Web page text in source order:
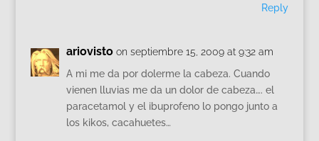
Reply
ariovisto on septiembre 15, 2009 at 9:32 am
A mi me da por dolerme la cabeza. Cuando
vienen lluvias me da un dolor de cabeza…. el
paracetamol y el ibuprofeno lo pongo junto a
los kikos, cacahuetes…